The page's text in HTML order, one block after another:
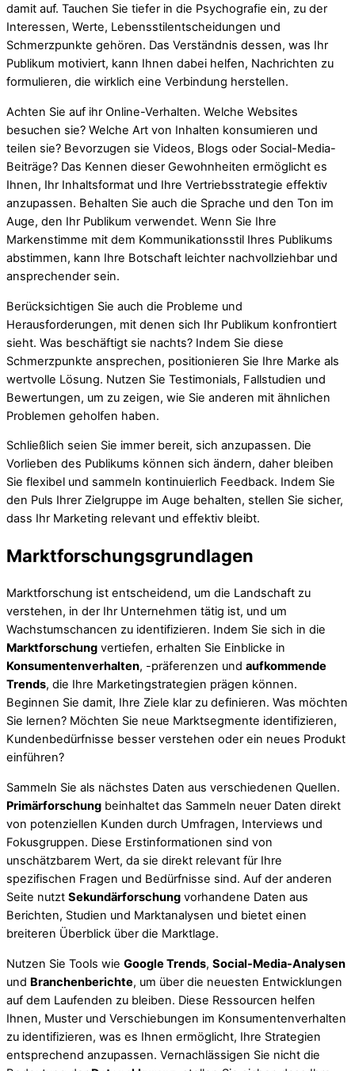
damit auf. Tauchen Sie tiefer in die Psychografie ein, zu der
Interessen, Werte, Lebensstilentscheidungen und
Schmerzpunkte gehören. Das Verständnis dessen, was Ihr
Publikum motiviert, kann Ihnen dabei helfen, Nachrichten zu
formulieren, die wirklich eine Verbindung herstellen.
Achten Sie auf ihr Online-Verhalten. Welche Websites
besuchen sie? Welche Art von Inhalten konsumieren und
teilen sie? Bevorzugen sie Videos, Blogs oder Social-Media-
Beiträge? Das Kennen dieser Gewohnheiten ermöglicht es
Ihnen, Ihr Inhaltsformat und Ihre Vertriebsstrategie effektiv
anzupassen. Behalten Sie auch die Sprache und den Ton im
Auge, den Ihr Publikum verwendet. Wenn Sie Ihre
Markenstimme mit dem Kommunikationsstil Ihres Publikums
abstimmen, kann Ihre Botschaft leichter nachvollziehbar und
ansprechender sein.
Berücksichtigen Sie auch die Probleme und
Herausforderungen, mit denen sich Ihr Publikum konfrontiert
sieht. Was beschäftigt sie nachts? Indem Sie diese
Schmerzpunkte ansprechen, positionieren Sie Ihre Marke als
wertvolle Lösung. Nutzen Sie Testimonials, Fallstudien und
Bewertungen, um zu zeigen, wie Sie anderen mit ähnlichen
Problemen geholfen haben.
Schließlich seien Sie immer bereit, sich anzupassen. Die
Vorlieben des Publikums können sich ändern, daher bleiben
Sie flexibel und sammeln kontinuierlich Feedback. Indem Sie
den Puls Ihrer Zielgruppe im Auge behalten, stellen Sie sicher,
dass Ihr Marketing relevant und effektiv bleibt.
Marktforschungsgrundlagen
Marktforschung ist entscheidend, um die Landschaft zu
verstehen, in der Ihr Unternehmen tätig ist, und um
Wachstumschancen zu identifizieren. Indem Sie sich in die
Marktforschung vertiefen, erhalten Sie Einblicke in
Konsumentenverhalten, -präferenzen und aufkommende
Trends, die Ihre Marketingstrategien prägen können.
Beginnen Sie damit, Ihre Ziele klar zu definieren. Was möchten
Sie lernen? Möchten Sie neue Marktsegmente identifizieren,
Kundenbedürfnisse besser verstehen oder ein neues Produkt
einführen?
Sammeln Sie als nächstes Daten aus verschiedenen Quellen.
Primärforschung beinhaltet das Sammeln neuer Daten direkt
von potenziellen Kunden durch Umfragen, Interviews und
Fokusgruppen. Diese Erstinformationen sind von
unschätzbarem Wert, da sie direkt relevant für Ihre
spezifischen Fragen und Bedürfnisse sind. Auf der anderen
Seite nutzt Sekundärforschung vorhandene Daten aus
Berichten, Studien und Marktanalysen und bietet einen
breiteren Überblick über die Marktlage.
Nutzen Sie Tools wie Google Trends, Social-Media-Analysen
und Branchenberichte, um über die neuesten Entwicklungen
auf dem Laufenden zu bleiben. Diese Ressourcen helfen
Ihnen, Muster und Verschiebungen im Konsumentenverhalten
zu identifizieren, was es Ihnen ermöglicht, Ihre Strategien
entsprechend anzupassen. Vernachlässigen Sie nicht die